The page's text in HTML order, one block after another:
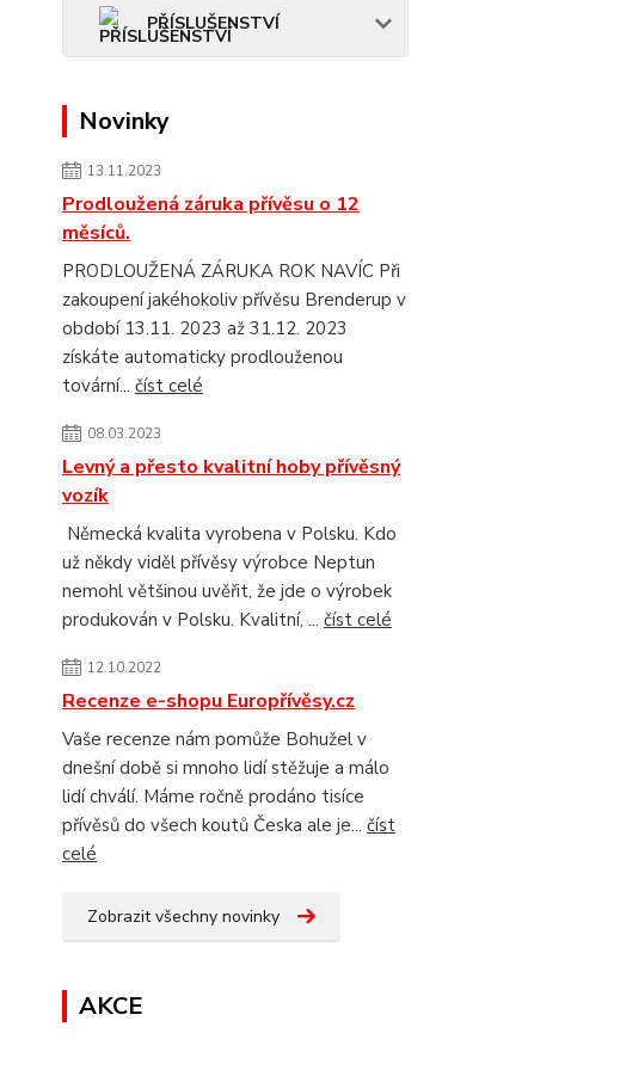
PŘÍSLUŠENSTVÍ
Novinky
13.11.2023
Prodloužená záruka přívěsu o 12
měsíců.
PRODLOUŽENÁ ZÁRUKA ROK NAVÍC Při
zakoupení jakéhokoliv přívěsu Brenderup v
období 13.11. 2023 až 31.12. 2023
získáte automaticky prodlouženou
tovární... číst celé
08.03.2023
Levný a přesto kvalitní hoby přívěsný
vozík
Německá kvalita vyrobena v Polsku. Kdo
už někdy viděl přívěsy výrobce Neptun
nemohl většinou uvěřit, že jde o výrobek
produkován v Polsku. Kvalitní, ... číst celé
12.10.2022
Recenze e-shopu Europřívěsy.cz
Vaše recenze nám pomůže Bohužel v
dnešní době si mnoho lidí stěžuje a málo
lidí chválí. Máme ročně prodáno tisíce
přívěsů do všech koutů Česka ale je... číst
celé
Zobrazit všechny novinky
AKCE